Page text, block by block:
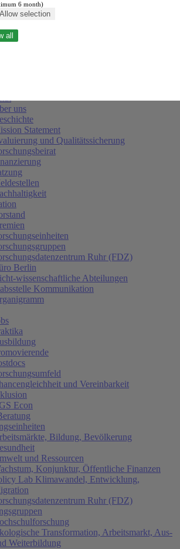
uns
Statement
und Qualitätssicherung
Ruhr (FDZ)
Berlin
wissenschaftliche Abteilungen
Kommunikation
und Vereinbarkeit
Econ
Bildung, Bevölkerung
und Ressourcen
Konjunktur, Öffentliche Finanzen
Lab Klimawandel, Entwicklung,
Ruhr (FDZ)
Transformation, Arbeitsmarkt, Aus-
Weiterbildung
6 month)
selection
all